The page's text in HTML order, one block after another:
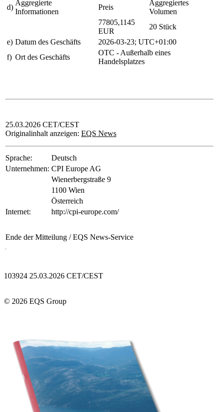
d)
Aggregierte
Informationen
Preis
Aggregiertes
Volumen
77805,1145
EUR
20 Stück
e) Datum des Geschäfts
2026-03-23; UTC+01:00
f) Ort des Geschäfts
OTC - Außerhalb eines
Handelsplatzes
25.03.2026 CET/CEST
Originalinhalt anzeigen: EQS News
Sprache:
Deutsch
Unternehmen: CPI Europe AG
Wienerbergstraße 9
1100 Wien
Österreich
Internet:
http://cpi-europe.com/
Ende der Mitteilung / EQS News-Service
103924 25.03.2026 CET/CEST
© 2026 EQS Group